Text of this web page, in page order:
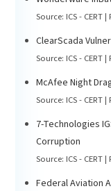
Source: ICS - CERT
ClearScada
Source: ICS - CERT
McAfee Night
Source: ICS - CERT
7-Technologies
Corruption
Source: ICS - CERT
Federal Aviation